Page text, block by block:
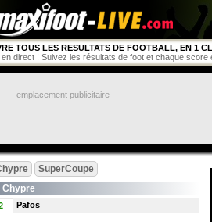
TOUS LES RESULTATS DE FOOTBALL, EN 1
direct ! Suivez les résultats de foot et chaque score
emplacement publicitaire
SuperCoupe
Chypre
Pafos